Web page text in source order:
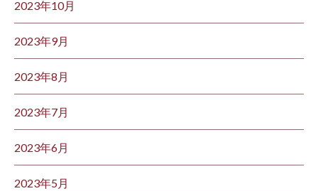
2023年10月
2023年9月
2023年8月
2023年7月
2023年6月
2023年5月